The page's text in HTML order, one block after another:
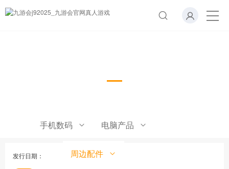
手机数码 电脑产品
周边配件
发行日期：